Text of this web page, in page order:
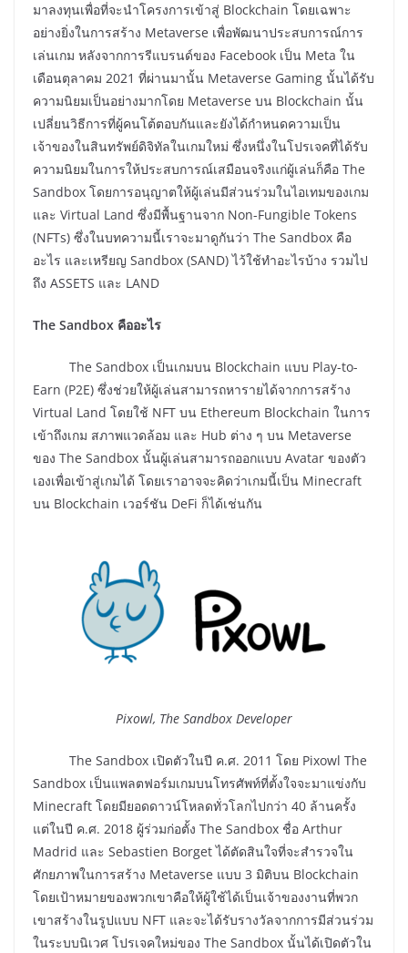
มาลงทุนเพื่อที่จะนำโครงการเข้าสู่ Blockchain โดยเฉพาะ
อย่างยิ่งในการสร้าง Metaverse เพื่อพัฒนาประสบการณ์การ
เล่นเกม หลังจากการรีแบรนด์ของ Facebook เป็น Meta ใน
เดือนตุลาคม 2021 ที่ผ่านมานั้น Metaverse Gaming นั้นได้รับ
ความนิยมเป็นอย่างมากโดย Metaverse บน Blockchain นั้น
เปลี่ยนวิธีการที่ผู้คนโต้ตอบกันและยังได้กำหนดความเป็น
เจ้าของในสินทรัพย์ดิจิทัลในเกมใหม่ ซึ่งหนึ่งในโปรเจคที่ได้รับ
ความนิยมในการให้ประสบการณ์เสมือนจริงแก่ผู้เล่นก็คือ The
Sandbox โดยการอนุญาตให้ผู้เล่นมีส่วนร่วมในไอเทมของเกม
และ Virtual Land ซึ่งมีพื้นฐานจาก Non-Fungible Tokens
(NFTs) ซึ่งในบทความนี้เราจะมาดูกันว่า The Sandbox คือ
อะไร และเหรียญ Sandbox (SAND) ไว้ใช้ทำอะไรบ้าง รวมไป
ถึง ASSETS และ LAND
The Sandbox คืออะไร
The Sandbox เป็นเกมบน Blockchain แบบ Play-to-
Earn (P2E) ซึ่งช่วยให้ผู้เล่นสามารถหารายได้จากการสร้าง
Virtual Land โดยใช้ NFT บน Ethereum Blockchain ในการ
เข้าถึงเกม สภาพแวดล้อม และ Hub ต่าง ๆ บน Metaverse
ของ The Sandbox นั้นผู้เล่นสามารถออกแบบ Avatar ของตัว
เองเพื่อเข้าสู่เกมได้ โดยเราอาจจะคิดว่าเกมนี้เป็น Minecraft
บน Blockchain เวอร์ชัน DeFi ก็ได้เช่นกัน
Pixowl, The Sandbox Developer
The Sandbox เปิดตัวในปี ค.ศ. 2011 โดย Pixowl The
Sandbox เป็นแพลตฟอร์มเกมบนโทรศัพท์ที่ตั้งใจจะมาแข่งกับ
Minecraft โดยมียอดดาวน์โหลดทั่วโลกไปกว่า 40 ล้านครั้ง
แต่ในปี ค.ศ. 2018 ผู้ร่วมก่อตั้ง The Sandbox ชื่อ Arthur
Madrid และ Sebastien Borget ได้ตัดสินใจที่จะสำรวจใน
ศักยภาพในการสร้าง Metaverse แบบ 3 มิติบน Blockchain
โดยเป้าหมายของพวกเขาคือให้ผู้ใช้ได้เป็นเจ้าของงานที่พวก
เขาสร้างในรูปแบบ NFT และจะได้รับรางวัลจากการมีส่วนร่วม
ในระบบนิเวศ โปรเจคใหม่ของ The Sandbox นั้นได้เปิดตัวใน